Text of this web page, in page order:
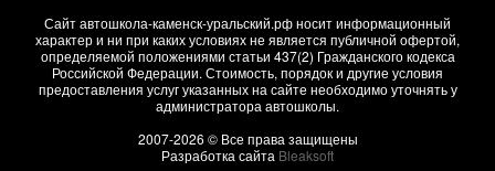
Сайт автошкола-каменск-уральский.рф носит информационный
характер и ни при каких условиях не является публичной офертой,
определяемой положениями статьи 437(2) Гражданского кодекса
Российской Федерации. Стоимость, порядок и другие условия
предоставления услуг указанных на сайте необходимо уточнять у
администратора автошколы.
2007-2026 © Все права защищены
Разработка сайта Bleaksoft